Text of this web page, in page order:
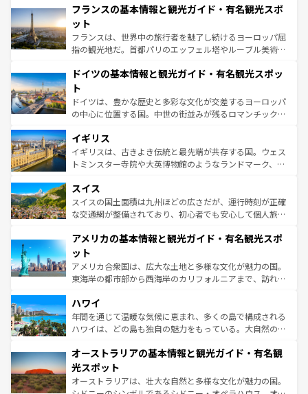
なお、新着のイタリア情報はコンテンツ一覧を参照してほ
しい。
文化が根付くこの国では、情熱的なフラメンコ、熱気あふ
れる闘牛、そして美味しいタパスが生活の一部となってい
る。首都マドリードの洗練された雰囲気や、バルセロナの
アートに溢れた街角から、地方では古代ローマ遺跡や中世
せる。地方によって風土や気候が異なるスペインはその個
ンテンツ一覧 を参照してほしい。
フランスの基本情報と観光ガイド・有名観光スポ
ット
フランスは、世界中の旅行者を魅了し続けるヨーロッパ屈
指の観光地だ。首都パリのエッフェル塔やルーブル美術館
で、幅広い魅力が詰まっている。華麗な宮殿、歴史的な大
聖堂、美しいビーチ、そして豊かな自然が、訪れる者を心
から魅了する。また、フランスは美食の国としても知ら
れ、フランス料理はユネスコ無形文化遺産にも登録されて
香り高いラベンダー畑など、多彩な楽しみ方が可能だ。さ
らに、パリ以外の地域にも魅力が溢れており、どの街角に
も豊かな歴史と文化が息づいている。パリ以外の個性あふ
を参照してほしい。
ドイツの基本情報と観光ガイド・有名観光スポッ
ト
ドイツは、豊かな歴史と多彩な文化が交差するヨーロッパ
の中心に位置する国。中世の街並みが残るロマンチック街
顔を持つこの国は、どこを歩いても飽きることがない。ベ
ルリンの文化的活気、バイエルン州のアルプスの絶景、そ
してライン川沿いのワイン畑といった風景は必見。ビール
は、お酒好きな人にはぜひ体験してほしい。 なお、新着の
ドイツ情報はコンテンツ一覧を参照してほしい。
イギリス
イギリスは、古きよき伝統と最先端が共存する国。ウェス
トミンスター寺院や大英博物館のようなランドマーク、歴
リアごとに異なる魅力がある。また、優雅なアフタヌーン
ティー、ビール好きにはたまらない英国パブ、サッカー観
戦など、本場だからこそできる体験も豊富。イギリスを旅
ンツ一覧を参照してほしい。
スイス
スイスの国土面積は九州ほどの広さだが、運行時刻が正確
な交通網が整備されており、初心者でも安心して個人旅行
の建物がそのまま残る町や、スイスならではのユニークな
博物館もあり、アルプス観光だけでなく町歩きも満喫する
ことができる。国民の所得が高いため物価も高いが、旅行
者向けの交通パス提供のサービスもあり、うまく活用すれ
着のスイス情報は
アメリカの基本情報と観光ガイド・有名観光スポ
ット
アメリカ合衆国は、広大な土地と多様な文化が魅力の国。
東海岸の都市部から西海岸のカリフォルニアまで、訪れる
のような巨大都市は、観光、ショッピング、エンターテイ
ンメントが詰まった刺激的なスポットだ。一方、アメリカ
西部には大自然が広がり、グランドキャニオンやイエロー
部のニューオーリンズでは、音楽と美食が融合した独特の
文化が魅力。旅行者はアメリカの各地域で異なる魅力を楽
しみながら、その多様性と豊かな歴史を感じることができ
るだろう。車でのロードトリップや列車の旅も、アメリカ
ハワイ
年間を通じて温暖な気候に恵まれ、多くの島で構成される
ハワイは、どの島も独自の魅力をもっている。大自然の神
ワイ島は見逃せない。また、定番の観光地といえばオアフ
島だが、静かな自然を求めるならマウイ島やカウアイ島が
おすすめ。エメラルドグリーンに輝く海をはじめ、豊かな
文化や歴史が息づいている。「アロハスピリット」と呼ば
オーストラリアの基本情報と観光ガイド・有名観
光スポット
オーストラリアは、壮大な自然と多様な文化が魅力の国。